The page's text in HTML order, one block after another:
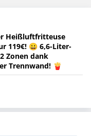
Heißluftfritteuse
119€! 😀 6,6-Liter-
Zonen dank
Trennwand! 🍟